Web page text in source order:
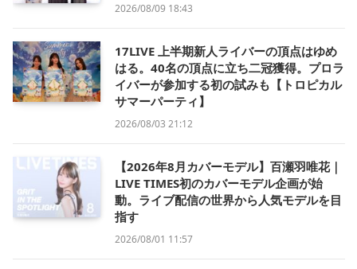
2026/08/09 18:43
17LIVE 上半期新人ライバーの頂点はゆめ
はる。40名の頂点に立ち二冠獲得。プロラ
イバーが参加する初の試みも【トロピカル
サマーパーティ】
2026/08/03 21:12
【2026年8月カバーモデル】百瀬羽唯花｜
LIVE TIMES初のカバーモデル企画が始
動。ライブ配信の世界から人気モデルを目
指す
2026/08/01 11:57